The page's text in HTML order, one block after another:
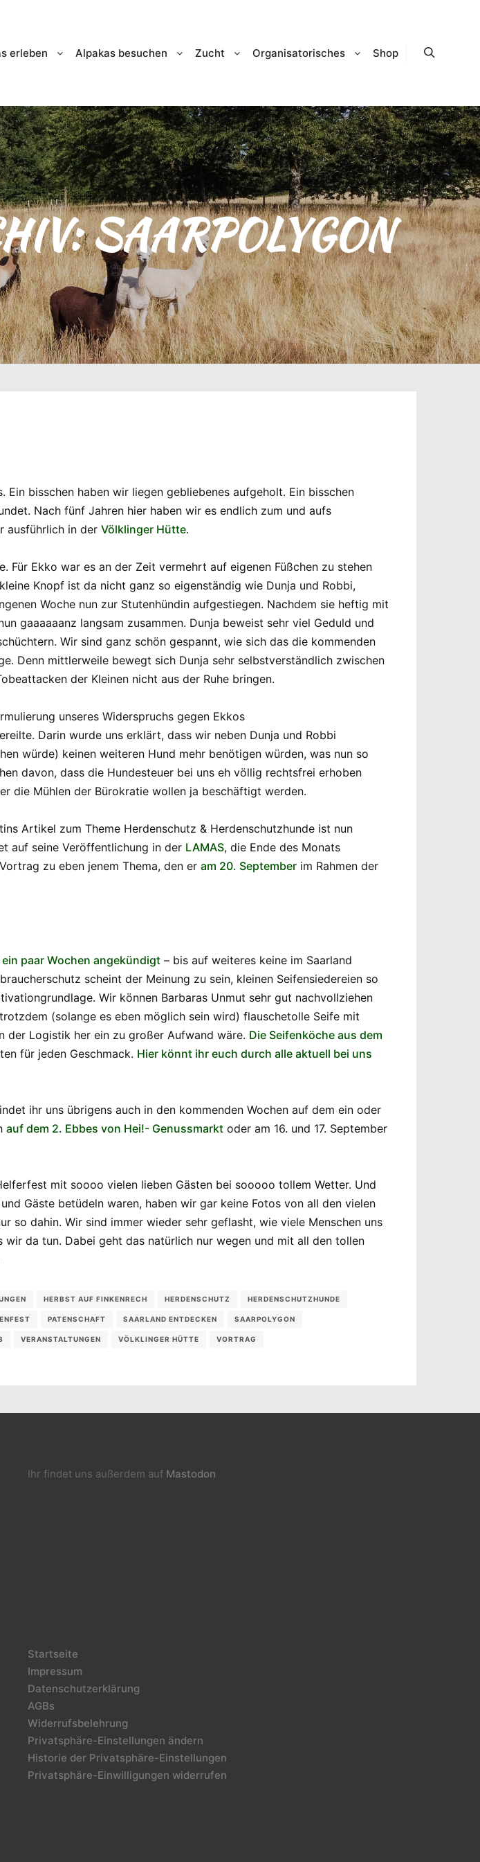
erleben Alpakas besuchen Zucht Organisatorisches Shop
SAARPOLYGON
bisschen haben wir liegen gebliebenes aufgeholt. Ein bisschen
Nach fünf Jahren hier haben wir es endlich zum und aufs
ausführlich in der Völklinger Hütte.
Für Ekko war es an der Zeit vermehrt auf eigenen Füßchen zu stehen
Knopf ist da nicht ganz so eigenständig wie Dunja und Robbi,
Woche nun zur Stutenhündin aufgestiegen. Nachdem sie heftig mit
gaaaaaanz langsam zusammen. Dunja beweist sehr viel Geduld und
Wir sind ganz schön gespannt, wie sich das die kommenden
Denn mittlerweile bewegt sich Dunja sehr selbstverständlich zwischen
der Kleinen nicht aus der Ruhe bringen.
unseres Widerspruchs gegen Ekkos
Darin wurde uns erklärt, dass wir neben Dunja und Robbi
würde) keinen weiteren Hund mehr benötigen würden, was nun so
davon, dass die Hundesteuer bei uns eh völlig rechtsfrei erhoben
die Mühlen der Bürokratie wollen ja beschäftigt werden.
Artikel zum Theme Herdenschutz & Herdenschutzhunde ist nun
auf seine Veröffentlichung in der LAMAS, die Ende des Monats
zu eben jenem Thema, den er am 20. September im Rahmen der
paar Wochen angekündigt – bis auf weiteres keine im Saarland
scheint der Meinung zu sein, kleinen Seifensiedereien so
Wir können Barbaras Unmut sehr gut nachvollziehen
(solange es eben möglich sein wird) flauschetolle Seife mit
der Logistik her ein zu großer Aufwand wäre. Die Seifenköche aus dem
für jeden Geschmack. Hier könnt ihr euch durch alle aktuell bei uns
ihr uns übrigens auch in den kommenden Wochen auf dem ein oder
auf dem 2. Ebbes von Hei!- Genussmarkt oder am 16. und 17. September
mit soooo vielen lieben Gästen bei sooooo tollem Wetter. Und
Gäste betüdeln waren, haben wir gar keine Fotos von all den vielen
so dahin. Wir sind immer wieder sehr geflasht, wie viele Menschen uns
da tun. Dabei geht das natürlich nur wegen und mit all den tollen
HERBST AUF FINKENRECH HERDENSCHUTZ HERDENSCHUTZHUNDE
PATENSCHAFT SAARLAND ENTDECKEN SAARPOLYGON
VERANSTALTUNGEN VÖLKLINGER HÜTTE VORTRAG
Ihr findet uns außerdem auf Mastodon
Startseite
Impressum
Datenschutzerklärung
AGBs
Widerrufsbelehrung
Privatsphäre-Einstellungen ändern
Historie der Privatsphäre-Einstellungen
Privatsphäre-Einwilligungen widerrufen